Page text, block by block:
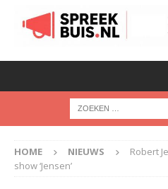
HOME NIEUWS
Robert
show ‘Jensen’